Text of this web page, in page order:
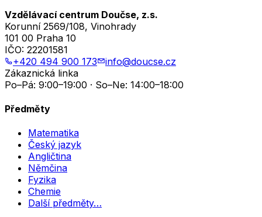
Vzdělávací centrum Doučse, z.s.
Korunní 2569/108, Vinohrady
101 00 Praha 10
IČO: 22201581
+420 494 900 173
info@doucse.cz
Zákaznická linka
Po–Pá: 9:00–19:00 · So–Ne: 14:00–18:00
Předměty
Matematika
Český jazyk
Angličtina
Němčina
Fyzika
Chemie
Další předměty…